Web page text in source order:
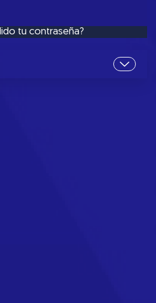
tu contraseña?